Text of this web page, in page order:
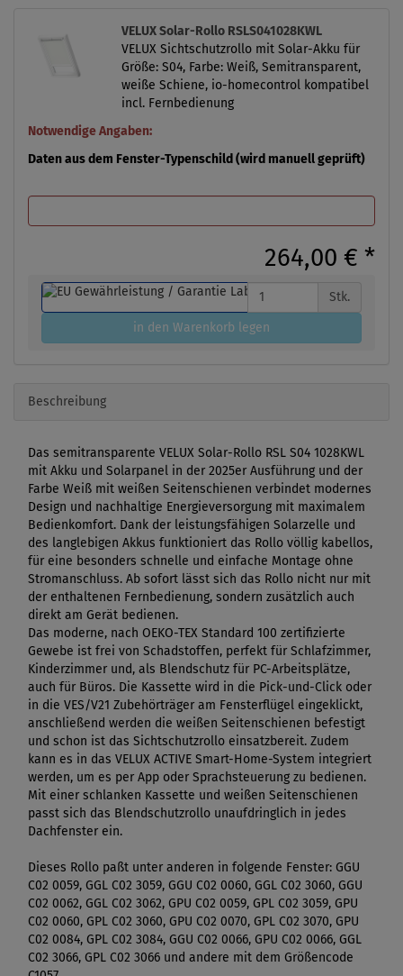
VELUX Solar-Rollo RSLS041028KWL
VELUX Sichtschutzrollo mit Solar-Akku für
Größe: S04, Farbe: Weiß, Semitransparent,
weiße Schiene, io-homecontrol kompatibel
incl. Fernbedienung
Notwendige Angaben:
Daten aus dem Fenster-Typenschild (wird manuell geprüft)
264,00 € *
Stk.
in den Warenkorb legen
Beschreibung
Das semitransparente VELUX Solar-Rollo RSL S04 1028KWL
mit Akku und Solarpanel in der 2025er Ausführung und der
Farbe Weiß mit weißen Seitenschienen verbindet modernes
Design und nachhaltige Energieversorgung mit maximalem
Bedienkomfort. Dank der leistungsfähigen Solarzelle und
des langlebigen Akkus funktioniert das Rollo völlig kabellos,
für eine besonders schnelle und einfache Montage ohne
Stromanschluss. Ab sofort lässt sich das Rollo nicht nur mit
der enthaltenen Fernbedienung, sondern zusätzlich auch
direkt am Gerät bedienen.
Das moderne, nach OEKO-TEX Standard 100 zertifizierte
Gewebe ist frei von Schadstoffen, perfekt für Schlafzimmer,
Kinderzimmer und, als Blendschutz für PC-Arbeitsplätze,
auch für Büros. Die Kassette wird in die Pick-und-Click oder
in die VES/V21 Zubehörträger am Fensterflügel eingeklickt,
anschließend werden die weißen Seitenschienen befestigt
und schon ist das Sichtschutzrollo einsatzbereit. Zudem
kann es in das VELUX ACTIVE Smart-Home-System integriert
werden, um es per App oder Sprachsteuerung zu bedienen.
Mit einer schlanken Kassette und weißen Seitenschienen
passt sich das Blendschutzrollo unaufdringlich in jedes
Dachfenster ein.
Dieses Rollo paßt unter anderen in folgende Fenster: GGU
C02 0059, GGL C02 3059, GGU C02 0060, GGL C02 3060, GGU
C02 0062, GGL C02 3062, GPU C02 0059, GPL C02 3059, GPU
C02 0060, GPL C02 3060, GPU C02 0070, GPL C02 3070, GPU
C02 0084, GPL C02 3084, GGU C02 0066, GPU C02 0066, GGL
C02 3066, GPL C02 3066 und andere mit dem Größencode